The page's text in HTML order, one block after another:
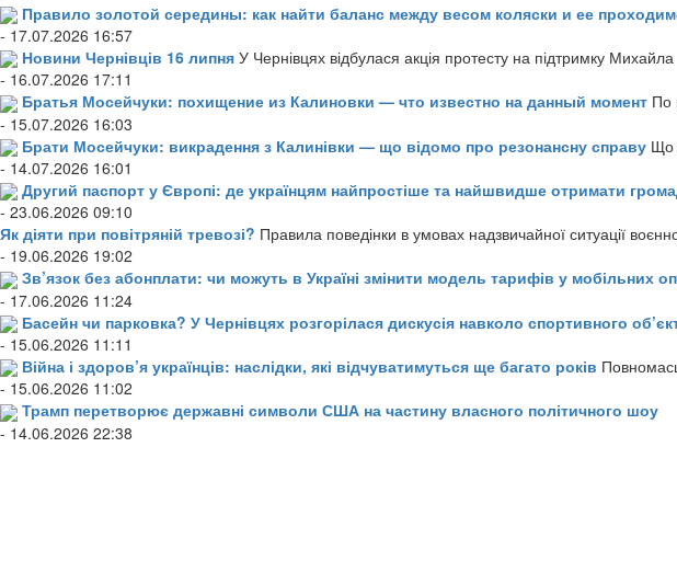
Правило золотой середины: как найти баланс между весом коляски и ее
- 17.07.2026 16:57
Новини Чернівців 16 липня У Чернівцях відбулася акція протесту на підтримку Михайла
- 16.07.2026 17:11
Братья Мосейчуки: похищение из Калиновки — что известно на данный момент По
- 15.07.2026 16:03
Брати Мосейчуки: викрадення з Калинівки — що відомо про резонансну справу Що
- 14.07.2026 16:01
Другий паспорт у Європі: де українцям найпростіше та найшвидше отримати
- 23.06.2026 09:10
Як діяти при повітряній тревозі? Правила поведінки в умовах надзвичайної ситуації
- 19.06.2026 19:02
Зв’язок без абонплати: чи можуть в Україні змінити модель тарифів у мобільних
- 17.06.2026 11:24
Басейн чи парковка? У Чернівцях розгорілася дискусія навколо спортивного
- 15.06.2026 11:11
Війна і здоров’я українців: наслідки, які відчуватимуться ще багато років
- 15.06.2026 11:02
Трамп перетворює державні символи США на частину власного політичного шоу
- 14.06.2026 22:38